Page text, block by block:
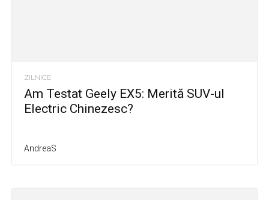
ZILNICE
Am Testat Geely EX5: Merită SUV-ul
Electric Chinezesc?
AndreaS